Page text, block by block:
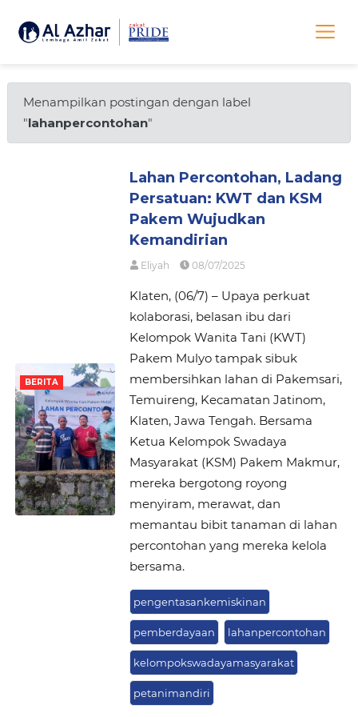
Menampilkan postingan dengan label
"lahanpercontohan"
BERITA
Lahan Percontohan, Ladang
Persatuan: KWT dan KSM
Pakem Wujudkan
Kemandirian
Eliyah 08/07/2025
Klaten, (06/7) – Upaya perkuat
kolaborasi, belasan ibu dari
Kelompok Wanita Tani (KWT)
Pakem Mulyo tampak sibuk
membersihkan lahan di Pakemsari,
Temuireng, Kecamatan Jatinom,
Klaten, Jawa Tengah. Bersama
Ketua Kelompok Swadaya
Masyarakat (KSM) Pakem Makmur,
mereka bergotong royong
menyiram, merawat, dan
memantau bibit tanaman di lahan
percontohan yang mereka kelola
bersama.
pengentasankemiskinan
pemberdayaan lahanpercontohan
kelompokswadayamasyarakat
petanimandiri